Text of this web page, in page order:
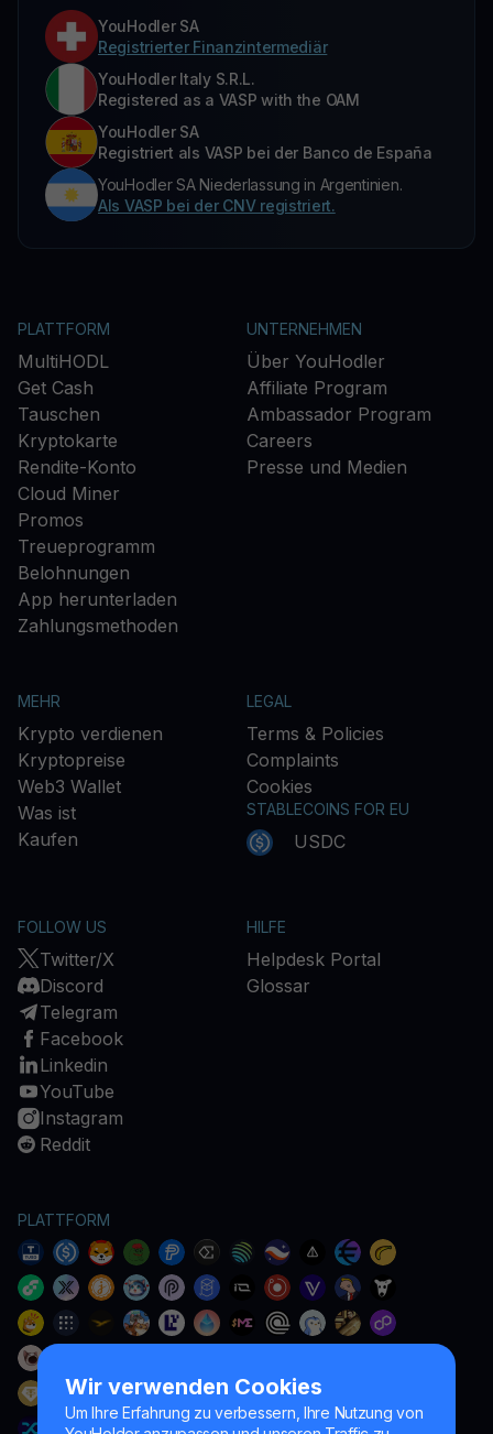
Wir verwenden Cookies
Um Ihre Erfahrung zu verbessern, Ihre Nutzung von
YouHodler SA
Registrierter Finanzintermediär
YouHodler Italy S.R.L.
Registered as a VASP with the OAM
YouHodler SA
Registriert als VASP bei der Banco de España
YouHodler SA Niederlassung in Argentinien.
Als VASP bei der CNV registriert.
PLATTFORM
MultiHODL
Get Cash
Tauschen
Kryptokarte
Rendite-Konto
Cloud Miner
Promos
Treueprogramm
Belohnungen
App herunterladen
Zahlungsmethoden
UNTERNEHMEN
Über YouHodler
Affiliate Program
Ambassador Program
Careers
Presse und Medien
MEHR
Krypto verdienen
Kryptopreise
Web3 Wallet
Was ist
Kaufen
LEGAL
Terms & Policies
Complaints
Cookies
STABLECOINS FOR EU
USDC
FOLLOW US
Twitter/X
Discord
Telegram
Facebook
Linkedin
YouTube
Instagram
Reddit
HILFE
Helpdesk Portal
Glossar
PLATTFORM